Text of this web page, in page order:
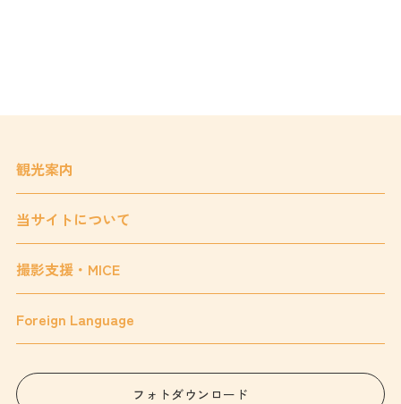
観光案内
当サイトについて
撮影支援・MICE
Foreign Language
フォトダウンロード